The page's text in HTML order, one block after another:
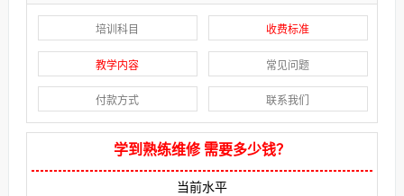
培训科目 收费标准
教学内容 常见问题
付款方式 联系我们
学到熟练维修 需要多少钱？
当前水平